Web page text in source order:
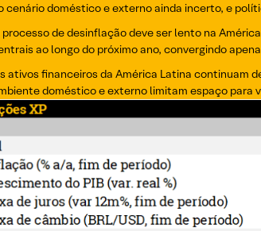
cenário doméstico e externo ainda incerto, e
processo de desinflação deve ser lento na
ao longo do próximo ano, convergindo
ativos financeiros da América Latina continuam
doméstico e externo limitam espaço para